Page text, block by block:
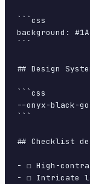
```css
background:
```
## Design
```css
--onyx-black-
```
## Checklist de
- ☐ High-
- ☐ Intricate